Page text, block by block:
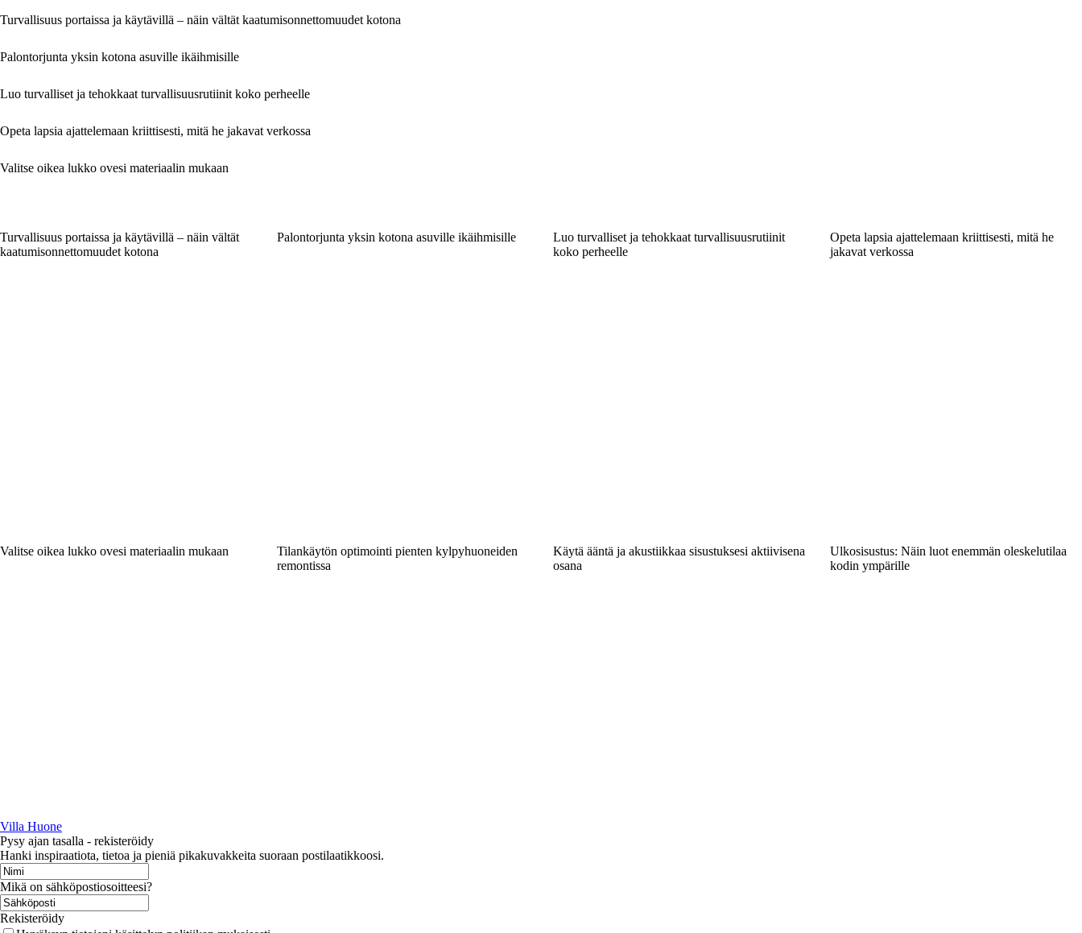
Turvallisuus portaissa ja käytävillä – näin vältät kaatumisonnettomuudet kotona
Palontorjunta yksin kotona asuville ikäihmisille
Luo turvalliset ja tehokkaat turvallisuusrutiinit koko perheelle
Opeta lapsia ajattelemaan kriittisesti, mitä he jakavat verkossa
Valitse oikea lukko ovesi materiaalin mukaan
Turvallisuus portaissa ja käytävillä – näin vältät
kaatumisonnettomuudet kotona
Palontorjunta yksin kotona asuville ikäihmisille
Luo turvalliset ja tehokkaat turvallisuusrutiinit
koko perheelle
Opeta lapsia ajattelemaan kriittisesti, mitä he
jakavat verkossa
Valitse oikea lukko ovesi materiaalin mukaan
Tilankäytön optimointi pienten kylpyhuoneiden
remontissa
Käytä ääntä ja akustiikkaa sisustuksesi aktiivisena
osana
Ulkosisustus: Näin luot enemmän oleskelutilaa
kodin ympärille
Villa Huone
Pysy ajan tasalla - rekisteröidy
Hanki inspiraatiota, tietoa ja pieniä pikakuvakkeita suoraan postilaatikkoosi.
Mikä on sähköpostiosoitteesi?
Rekisteröidy